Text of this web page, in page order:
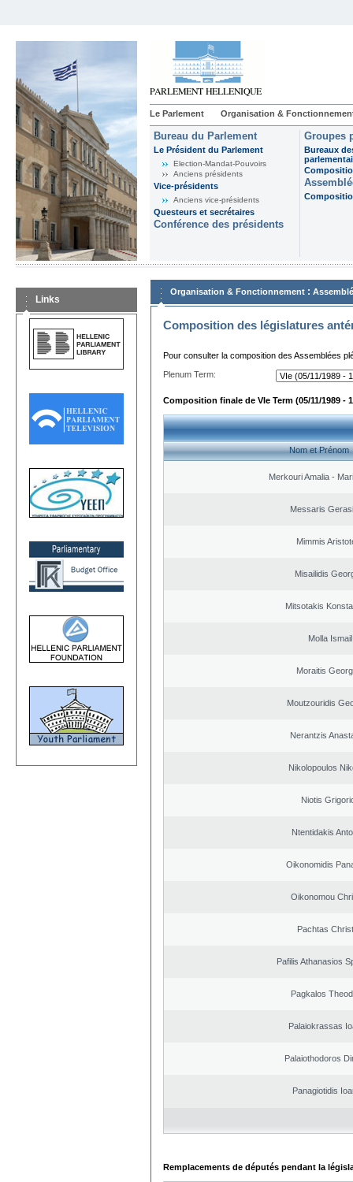
Le Parlement Organisation &
Bureau du Parlement
Le Président du Parlement
Election-Mandat-Pouvoirs
Anciens présidents
Vice-présidents
Anciens vice-présidents
Questeurs et secrétaires
Conférence des présidents
Groupes
Bureaux
Links
Organisation & Fonctionnement :
Composition des législatures
Pour consulter la composition des Assemblées
Plenum Term:
Composition finale de VIe Term (05/11/1989 -
Nom et Prénom
Merkouri Amalia -
Messaris
Mimmis
Misailidis
Mitsotakis
Molla Ismail
Moraitis
Moutzouridis
Nerantzis
Nikolopoulos
Niotis
Ntentidakis
Oikonomidis
Oikonomou
Pachtas
Pafilis Athanasios
Pagkalos
Palaiokrassas
Palaiothodoros
Panagiotidis
Remplacements de députés pendant la